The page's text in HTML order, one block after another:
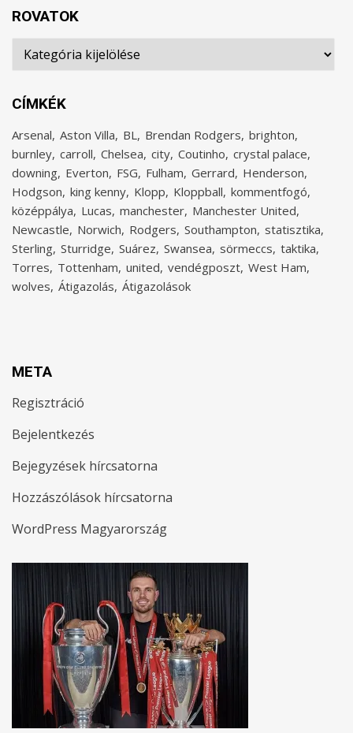
ROVATOK
Rovatok
CÍMKÉK
Arsenal Aston Villa BL Brendan Rodgers brighton
burnley carroll Chelsea city Coutinho crystal palace
downing Everton FSG Fulham Gerrard Henderson
Hodgson king kenny Klopp Kloppball kommentfogó
középpálya Lucas manchester Manchester United
Newcastle Norwich Rodgers Southampton statisztika
Sterling Sturridge Suárez Swansea sörmeccs taktika
Torres Tottenham united vendégposzt West Ham
wolves Átigazolás Átigazolások
META
Regisztráció
Bejelentkezés
Bejegyzések hírcsatorna
Hozzászólások hírcsatorna
WordPress Magyarország